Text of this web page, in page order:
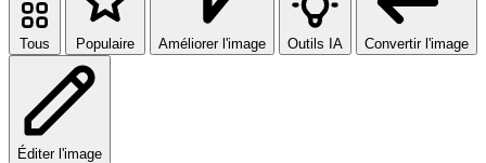
Tous Populaire Améliorer l'image Outils IA Convertir l'image
Éditer l'image